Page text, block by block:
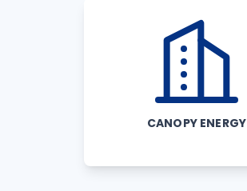
CANOPY ENERGY